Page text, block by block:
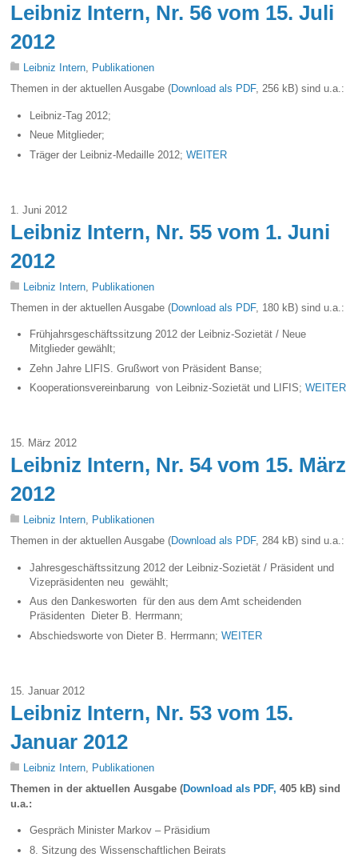
Leibniz Intern, Nr. 56 vom 15. Juli
2012
Leibniz Intern, Publikationen
Themen in der aktuellen Ausgabe (Download als PDF, 256 kB) sind u.a.:
Leibniz-Tag 2012;
Neue Mitglieder;
Träger der Leibniz-Medaille 2012;WEITER
1. Juni 2012
Leibniz Intern, Nr. 55 vom 1. Juni
2012
Leibniz Intern Publikationen
Themen in der aktuellen Ausgabe (Download als PDF, 180 kB) sind u.a.:
Frühjahrsgeschäftssitzung 2012 der Leibniz-Sozietät / Neue
Mitglieder gewählt;
Zehn Jahre LIFIS. Grußwort von Präsident Banse;
Kooperationsvereinbarung von Leibniz-Sozietät und LIFIS;WEITER
15. März 2012
Leibniz Intern, Nr. 54 vom 15. März
2012
Leibniz Intern, Publikationen
Themen in der aktuellen Ausgabe (Download als PDF, 284 kB) sind u.a.:
Jahresgeschäftssitzung 2012 der Leibniz-Sozietät / Präsident und
Vizepräsidenten neu gewählt;
Aus den Dankesworten für den aus dem Amt scheidenden
Präsidenten Dieter B. Herrmann;
Abschiedsworte von Dieter B. Herrmann;WEITER
15. Januar 2012
Leibniz Intern, Nr. 53 vom 15.
Januar 2012
Leibniz Intern Publikationen
Themen in der aktuellen Ausgabe (Download als PDF, 405 kB) sind
u.a.:
Gespräch Minister Markov – Präsidium
8. Sitzung des Wissenschaftlichen Beirats